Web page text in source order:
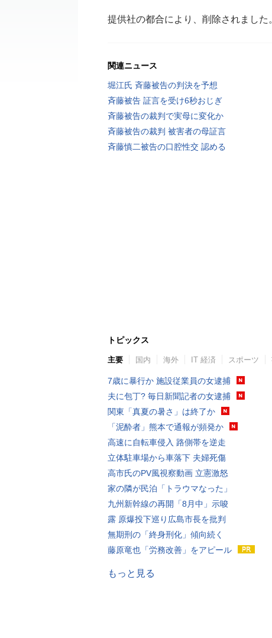
提供社の都合により、削除されました
関連ニュース
堀江氏 斉藤被告の判決を予想
斉藤被告 証言を受け6秒おじぎ
斉藤被告の裁判で実母に変化か
斉藤被告の裁判 被害者の母証言
斉藤慎二被告の口腔性交 認める
トピックス
主要 国内 海外 IT 経済 スポーツ
7歳に暴行か 施設従業員の女逮捕
夫に包丁? 毎日新聞記者の女逮捕
関東「真夏の暑さ」は終了か
「泥酔者」熊本で通報が頻発か
高速に自転車侵入 路側帯を逆走
立体駐車場から車落下 夫婦死傷
高市氏のPV風視察動画 立憲激怒
家の隣が民泊「トラウマなった」
九州新幹線の再開「8月中」示唆
露 原爆投下巡り広島市長を批判
無期刑の「終身刑化」傾向続く
藤原竜也「労務改善」をアピール
もっと見る